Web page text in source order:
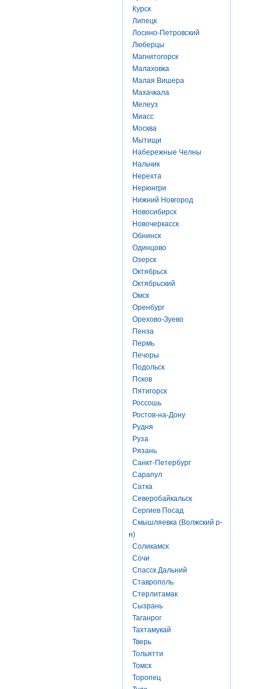
Курск
Липецк
Лосино-Петровский
Люберцы
Магнитогорск
Малаховка
Малая Вишера
Махачкала
Мелеуз
Миасс
Москва
Мытищи
Набережные Челны
Нальчик
Нерехта
Нерюнгри
Нижний Новгород
Новосибирск
Новочеркасск
Обнинск
Одинцово
Озерск
Октябрьск
Октябрьский
Омск
Оренбург
Орехово-Зуево
Пенза
Пермь
Печоры
Подольск
Псков
Пятигорск
Россошь
Ростов-на-Дону
Рудня
Руза
Рязань
Санкт-Петербург
Сарапул
Сатка
Северобайкальск
Сергиев Посад
Смышляевка (Волжский р-
н)
Соликамск
Сочи
Спасск Дальний
Ставрополь
Стерлитамак
Сызрань
Таганрог
Тахтамукай
Тверь
Тольятти
Томск
Торопец